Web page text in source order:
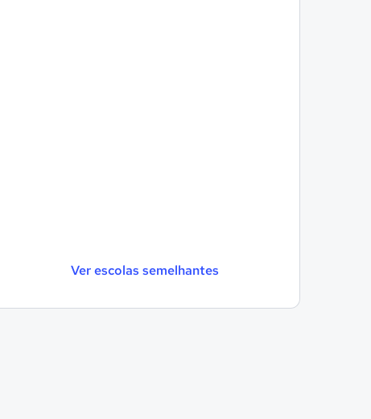
Ver escolas semelhantes